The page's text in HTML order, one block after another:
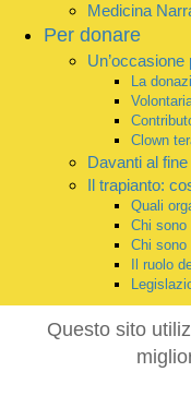
Medicina
Per donare
Un’occasione
La
Clown
Davanti al
Il trapianto:
Quali
Chi sono
Chi sono
Il ruolo
Questo sito